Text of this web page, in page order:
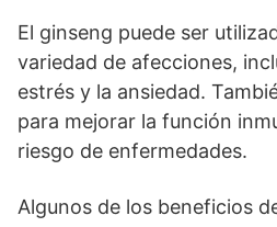
El ginseng puede ser
variedad de afecciones,
estrés y la ansiedad.
para mejorar la función
riesgo de enfermedades.
Algunos de los beneficios